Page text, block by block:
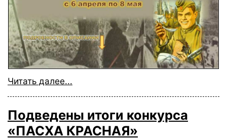
Читать далее...
Подведены итоги конкурса
«ПАСХА КРАСНАЯ»